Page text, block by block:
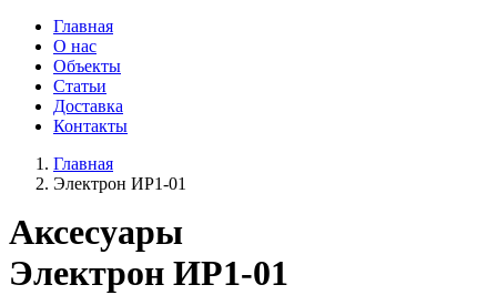
Главная
О нас
Объекты
Статьи
Доставка
Контакты
Главная
Электрон ИР1-01
Аксесуары
Электрон ИР1-01